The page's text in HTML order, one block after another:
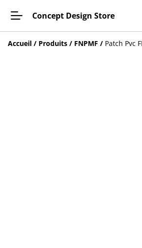
Concept Design Store
Accueil / Produits / FNPMF / Patch Pvc